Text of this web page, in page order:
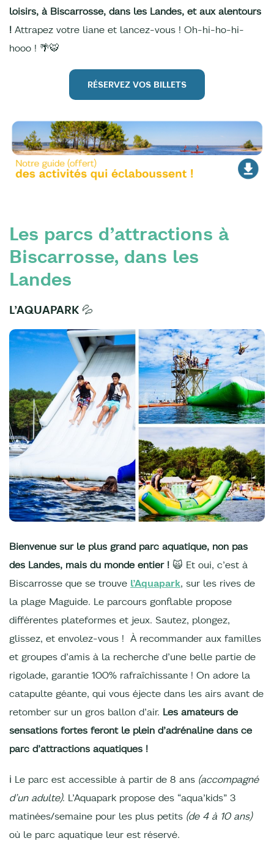
loisirs, à Biscarrosse, dans les Landes, et aux alentours
! Attrapez votre liane et lancez-vous ! Oh-hi-ho-hi-
hooo ! 🌴🐯
RÉSERVEZ VOS BILLETS
Les parcs d’attractions à
Biscarrosse, dans les
Landes
L’AQUAPARK 💦
Bienvenue sur le plus grand parc aquatique, non pas
des Landes, mais du monde entier ! 🙀 Et oui, c’est à
Biscarrosse que se trouve l’Aquapark, sur les rives de
la plage Maguide. Le parcours gonflable propose
différentes plateformes et jeux. Sautez, plongez,
glissez, et envolez-vous ! À recommander aux familles
et groupes d’amis à la recherche d’une belle partie de
rigolade, garantie 100% rafraîchissante ! On adore la
catapulte géante, qui vous éjecte dans les airs avant de
retomber sur un gros ballon d’air. Les amateurs de
sensations fortes feront le plein d’adrénaline dans ce
parc d’attractions aquatiques !
ℹ Le parc est accessible à partir de 8 ans (accompagné
d’un adulte). L’Aquapark propose des “aqua’kids” 3
matinées/semaine pour les plus petits (de 4 à 10 ans)
où le parc aquatique leur est réservé.